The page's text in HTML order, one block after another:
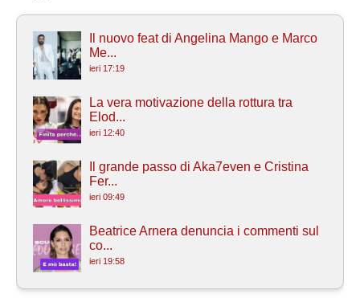
Il nuovo feat di Angelina Mango e Marco
Me...
ieri 17:19
La vera motivazione della rottura tra
Elod...
ieri 12:40
Il grande passo di Aka7even e Cristina
Fer...
ieri 09:49
Beatrice Arnera denuncia i commenti sul
co...
ieri 19:58